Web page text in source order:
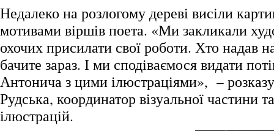
Недалеко на розлогому дереві висіли
мотивами віршів поета. «Ми закликали
охочих присилати свої роботи. Хто надав
бачите зараз. І ми сподіваємося видати
Антонича з цими ілюстраціями», –
Рудська, координатор візуальної частини
ілюстрацій.